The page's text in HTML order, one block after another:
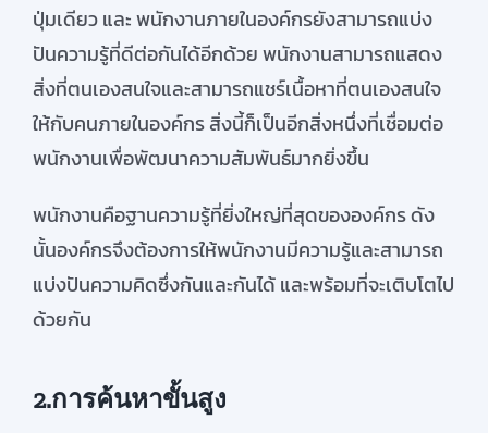
ปุ่มเดียว และพนักงานภายในองค์กรยังสามารถแบ่ง
ปันความรู้ที่ดีต่อกันได้อีกด้วยพนักงานสามารถแสดง
สิ่งที่ตนเองสนใจและสามารถแชร์เนื้อหาที่ตนเองสนใจ
ให้กับคนภายในองค์กร สิ่งนี้ก็เป็นอีกสิ่งหนึ่งที่เชื่อมต่อ
พนักงานเพื่อพัฒนาความสัมพันธ์มากยิ่งขึ้น
พนักงานคือฐานความรู้ที่ยิ่งใหญ่ที่สุดขององค์กร ดัง
นั้นองค์กรจึงต้องการให้พนักงานมีความรู้และสามารถ
แบ่งปันความคิดซึ่งกันและกันได้ และพร้อมที่จะเติบโตไป
ด้วยกัน
2.การค้นหาขั้นสูง